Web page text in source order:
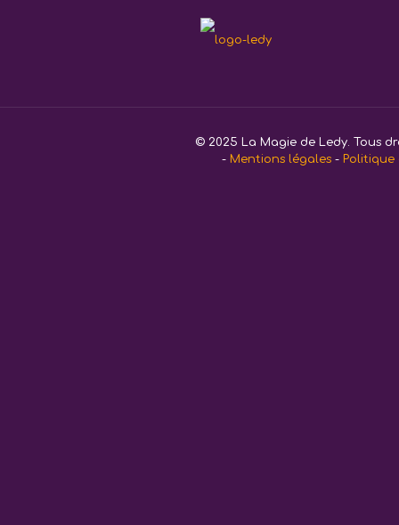
© 2025 La Magie de Ledy. Tous
- Mentions légales -